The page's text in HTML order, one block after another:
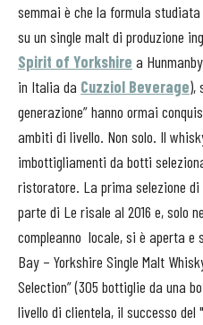
semmai è che la formula
su un single malt di produzione
Spirit of Yorkshire a
in Italia da Cuzziol Beverage),
generazione” hanno ormai
ambiti di livello. Non solo. Il
imbottigliamenti da botti
ristoratore. La prima selezione di
parte di Le risale al 2016 e, solo
compleanno locale, si è aperta
Bay – Yorkshire Single Malt
Selection” (305 bottiglie da una
livello di clientela, il successo